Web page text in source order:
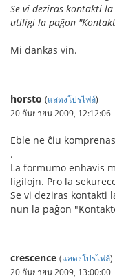
Se vi deziras kontakti
utiligi la paĝon
Mi dankas vin.
horsto (แสดงโปรไฟล์)
20 กันยายน 2009, 12:12:06
Eble ne ĉiu
.
La formumo enhavis
ligilojn. Pro la
Se vi deziras kontakti
nun la paĝon
crescence (แสดงโปรไฟล์)
20 กันยายน 2009, 13:00:00